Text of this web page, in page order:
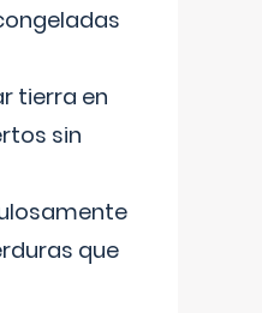
tierra en
sin
que